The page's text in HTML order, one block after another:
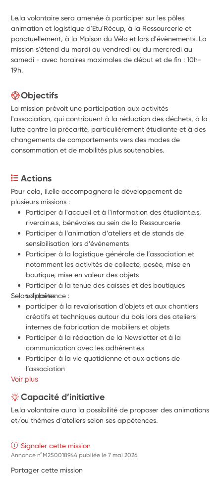
Le.la volontaire sera amené.e à participer sur les pôles
animation et logistique d'Etu'Récup, à la Ressourcerie et
ponctuellement, à la Maison du Vélo et lors d'évènements. La
mission s'étend du mardi au vendredi ou du mercredi au
samedi - avec horaires maximales de début et de fin : 10h-
19h.
Objectifs
La mission prévoit une participation aux activités
l'association, qui contribuent à la réduction des déchets, à la
lutte contre la précarité, particulièrement étudiante et à des
changements de comportements vers des modes de
consommation et de mobilités plus soutenables.
Actions
Pour cela, il.elle accompagnera le développement de
plusieurs missions :
Participer à l'accueil et à l'information des étudiant.e.s,
riverain.e.s, bénévoles au sein de la Ressourcerie
Participer à l’animation d’ateliers et de stands de
sensibilisation lors d’événements
Participer à la logistique générale de l’association et
notamment les activités de collecte, pesée, mise en
boutique, mise en valeur des objets
Participer à la tenue des caisses et des boutiques
solidaires
participer à la revalorisation d’objets et aux chantiers
créatifs et techniques autour du bois lors des ateliers
internes de fabrication de mobiliers et objets
Participer à la rédaction de la Newsletter et à la
communication avec les adhérent.e.s
Participer à la vie quotidienne et aux actions de
l’association
Voir plus
Capacité d’initiative
Le.la volontaire aura la possibilité de proposer des animations
et/ou thèmes d'ateliers selon ses appétences.
Signaler cette mission
Annonce n°M250018944 publiée le7 mai 2026
Partager cette mission